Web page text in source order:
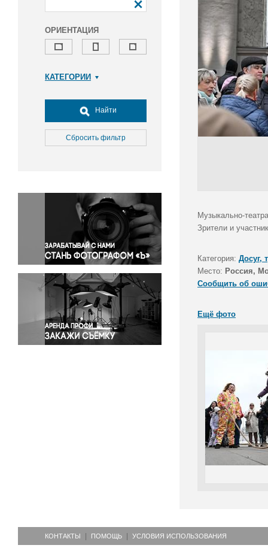
ОРИЕНТАЦИЯ
КАТЕГОРИИ
Досуг, туризм и отдых
Культура
Медицина
Окружающая среда
Политика
Правосудие
Происшествия и конфликты
Религия
Светская жизнь
Спорт
Экология
Экономика и бизнес
Найти
Сбросить фильтр
Музыкально-
Зрители и
Категория: Досуг,
Место: Россия,
Сообщить об
Ещё фото
КОНТАКТЫ ПОМОЩЬ УСЛОВИЯ ИСПОЛЬЗОВАНИЯ